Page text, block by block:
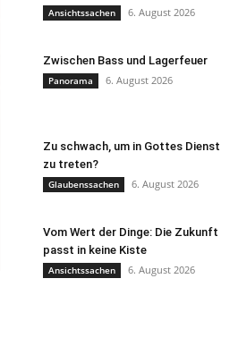
Ansichtssachen 6. August 2026
Zwischen Bass und Lagerfeuer
Panorama 6. August 2026
Zu schwach, um in Gottes Dienst
zu treten?
Glaubenssachen 6. August 2026
Vom Wert der Dinge: Die Zukunft
passt in keine Kiste
Ansichtssachen 6. August 2026